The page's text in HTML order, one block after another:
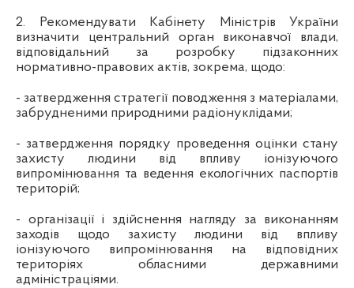
2. Рекомендувати Кабінету Міністрів України
визначити центральний орган виконавчої влади,
відповідальний за розробку підзаконних
нормативно-правових актів, зокрема, щодо:
- затвердження стратегії поводження з матеріалами,
забрудненими природними радіонуклідами;
- затвердження порядку проведення оцінки стану
захисту людини від впливу іонізуючого
випромінювання та ведення екологічних паспортів
територій;
- організації і здійснення нагляду за виконанням
заходів щодо захисту людини від впливу
іонізуючого випромінювання на відповідних
територіях обласними державними
адміністраціями.